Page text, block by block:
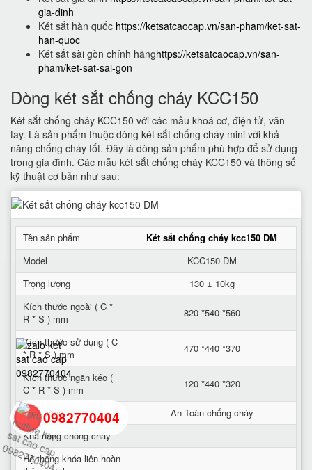
gia-dinh
Két sắt hàn quốc https://ketsatcaocap.vn/san-pham/ket-sat-
han-quoc
Két sắt sài gòn chính hãnghttps://ketsatcaocap.vn/san-
pham/ket-sat-sai-gon
Dòng két sắt chống cháy KCC150
Két sắt chống cháy KCC150 với các mẫu khoá cơ, điện tử, vân
tay. Là sản phẩm thuộc dòng két sắt chống cháy mini với khả
năng chống cháy tốt. Đây là dòng sản phẩm phù hợp để sử dụng
trong gia đình. Các mẫu két sắt chống cháy KCC150 và thông số
kỹ thuật cơ bản như sau:
Tên sản phẩm
Két sắt chống cháy kcc150 DM
Model
KCC150 DM
Trọng lượng
130 ± 10kg
Kích thước ngoài ( C *
R * S ) mm
820 *540 *560
Kích thước sử dụng ( C
* R * S ) mm
470 *440 *370
Kích thước ngăn kéo (
C * R * S ) mm
120 *440 *320
Tính năng
An Toàn chống cháy
Khả năng chống cháy
Hệ thống khóa liên hoàn
0982770404